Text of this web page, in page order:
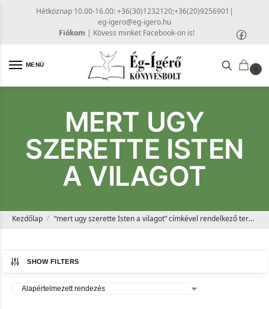
Hétköznap 10.00-16.00: +36(30)1232120;+36(20)9256901 |
eg-igero@eg-igero.hu
Fiókom | Kövess minket Facebook-on is!
MENÜ
0
MERT UGY
SZERETTE ISTEN
A VILAGOT
Kezdőlap / “mert ugy szerette Isten a vilagot” címkével rendelkező termékek
SHOW FILTERS